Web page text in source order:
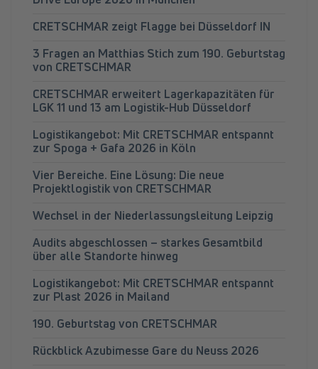
CRETSCHMAR zeigt Flagge bei Düsseldorf IN
3 Fragen an Matthias Stich zum 190. Geburtstag
von CRETSCHMAR
CRETSCHMAR erweitert Lagerkapazitäten für
LGK 11 und 13 am Logistik-Hub Düsseldorf
Logistikangebot: Mit CRETSCHMAR entspannt
zur Spoga + Gafa 2026 in Köln
Vier Bereiche. Eine Lösung: Die neue
Projektlogistik von CRETSCHMAR
Wechsel in der Niederlassungsleitung Leipzig
Audits abgeschlossen – starkes Gesamtbild
über alle Standorte hinweg
Logistikangebot: Mit CRETSCHMAR entspannt
zur Plast 2026 in Mailand
190. Geburtstag von CRETSCHMAR
Rückblick Azubimesse Gare du Neuss 2026